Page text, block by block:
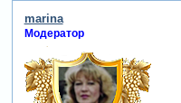
marina
Модератор